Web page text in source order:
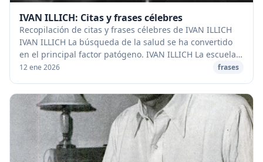
IVAN ILLICH: Citas y frases célebres
Recopilación de citas y frases célebres de IVAN ILLICH
IVAN ILLICH La búsqueda de la salud se ha convertido
en el principal factor patógeno. IVAN ILLICH La escuela
es la agencia de publicidad que le h...
12 ene 2026 frases